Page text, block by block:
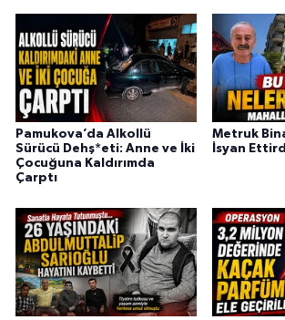
Pamukova’da Alkollü
Sürücü Dehş*eti: Anne ve İki
Çocuğuna Kaldırımda
Çarptı
Metruk
İsyan